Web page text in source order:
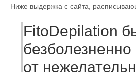
Ниже выдержка с сайта,
FitoDepilation
безболезненно
от